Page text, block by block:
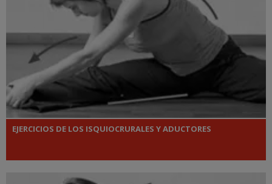
EJERCICIOS DE LOS ISQUIOCRURALES Y ADUCTORES